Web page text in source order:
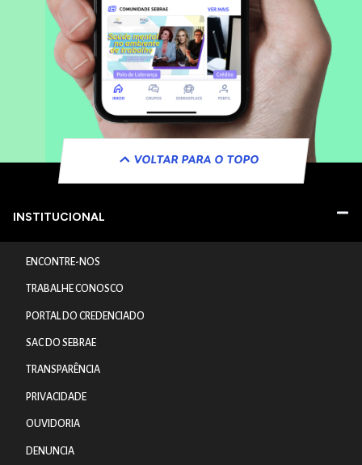
VOLTAR PARA O TOPO
INSTITUCIONAL
ENCONTRE-NOS
TRABALHE CONOSCO
PORTAL DO CREDENCIADO
SAC DO SEBRAE
TRANSPARÊNCIA
PRIVACIDADE
OUVIDORIA
DENUNCIA